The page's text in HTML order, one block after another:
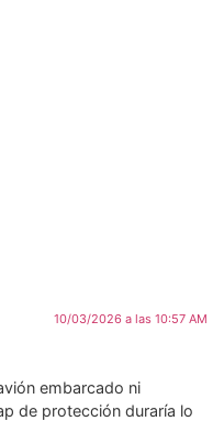
10/03/2026 a las 10:57 AM
embarcado ni
de protección duraría lo